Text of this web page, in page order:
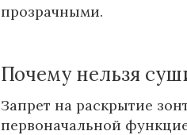
прозрачными.
Почему нельзя
Запрет на раскрытие
первоначальной